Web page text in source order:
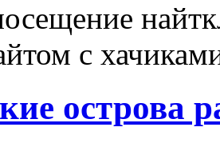
с
острова